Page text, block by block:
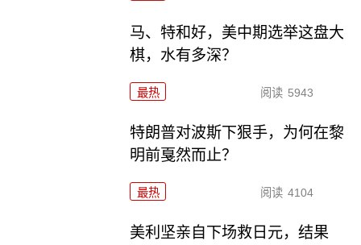
马、特和好，美中期选举这盘大
棋，水有多深？
最热 阅读 5943
特朗普对波斯下狠手，为何在黎
明前戛然而止？
最热 阅读 4104
美利坚亲自下场救日元，结果